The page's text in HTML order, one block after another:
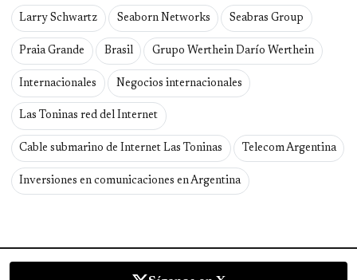
Larry Schwartz Seaborn Networks Seabras Group
Praia Grande Brasil Grupo Werthein Darío Werthein
Internacionales Negocios internacionales
Las Toninas red del Internet
Cable submarino de Internet Las Toninas Telecom Argentina
Inversiones en comunicaciones en Argentina